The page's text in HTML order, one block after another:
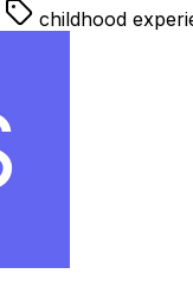
childhood